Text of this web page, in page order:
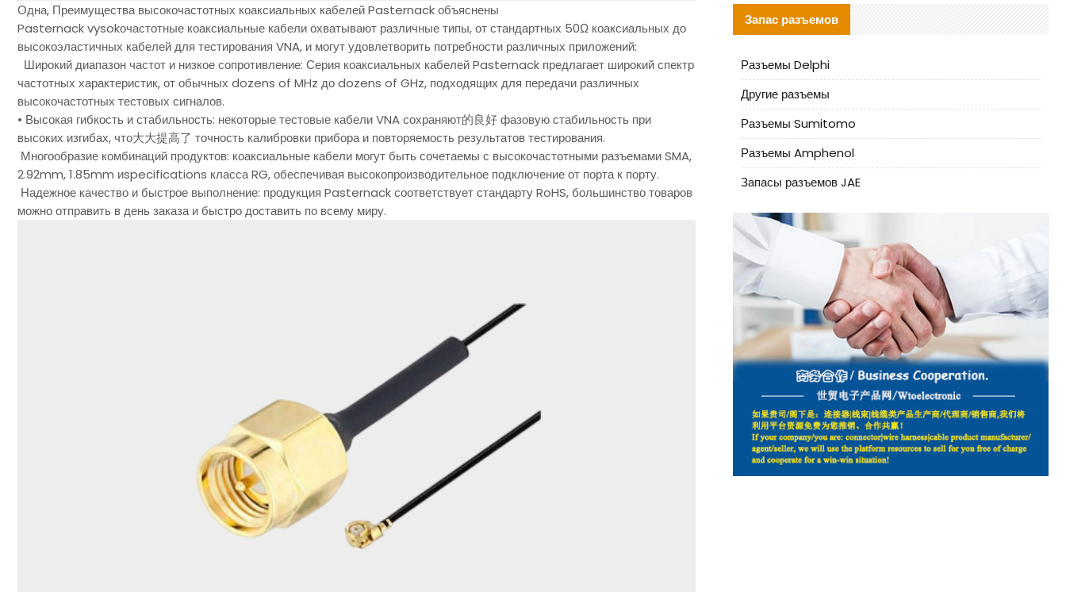
Одна, Преимущества высокочастотных коаксиальных кабелей Pasternack объяснены
Pasternack vysokочастотные коаксиальные кабели охватывают различные типы, от стандартных 50Ω коаксиальных до
высокоэластичных кабелей для тестирования VNA, и могут удовлетворить потребности различных приложений:
Широкий диапазон частот и низкое сопротивление: Серия коаксиальных кабелей Pasternack предлагает широкий спектр
частотных характеристик, от обычных dozens of MHz до dozens of GHz, подходящих для передачи различных
высокочастотных тестовых сигналов.
• Высокая гибкость и стабильность: некоторые тестовые кабели VNA сохраняют的良好 фазовую стабильность при
высоких изгибах, что大大提高了 точность калибровки прибора и повторяемость результатов тестирования.
Многообразие комбинаций продуктов: коаксиальные кабели могут быть сочетаемы с высокочастотными разъемами SMA,
2.92mm, 1.85mm иspecifications класса RG, обеспечивая высокопроизводительное подключение от порта к порту.
Надежное качество и быстрое выполнение: продукция Pasternack соответствует стандарту RoHS, большинство товаров
можно отправить в день заказа и быстро доставить по всему миру.
Запас разъемов
Разъемы Delphi
Другие разъемы
Разъемы Sumitomo
Разъемы Amphenol
Запасы разъемов JAE